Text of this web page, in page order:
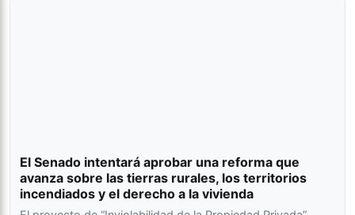
El Senado intentará aprobar una reforma que
avanza sobre las tierras rurales, los territorios
incendiados y el derecho a la vivienda